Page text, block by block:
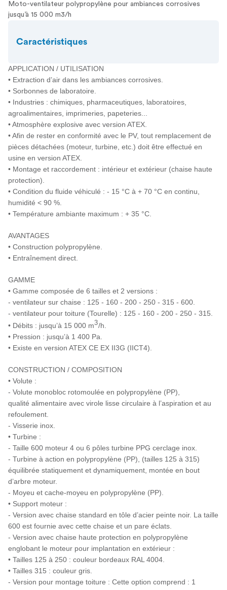
Moto-ventilateur polypropylène pour ambiances corrosives
jusqu’à 15 000 m3/h
Caractéristiques
APPLICATION / UTILISATION
• Extraction d’air dans les ambiances corrosives.
• Sorbonnes de laboratoire.
• Industries : chimiques, pharmaceutiques, laboratoires,
agroalimentaires, imprimeries, papeteries...
• Atmosphère explosive avec version ATEX.
• Afin de rester en conformité avec le PV, tout remplacement de
pièces détachées (moteur, turbine, etc.) doit être effectué en
usine en version ATEX.
• Montage et raccordement : intérieur et extérieur (chaise haute
protection).
• Condition du fluide véhiculé : - 15 °C à + 70 °C en continu,
humidité < 90 %.
• Température ambiante maximum : + 35 °C.
AVANTAGES
• Construction polypropylène.
• Entraînement direct.
GAMME
• Gamme composée de 6 tailles et 2 versions :
- ventilateur sur chaise : 125 - 160 - 200 - 250 - 315 - 600.
- ventilateur pour toiture (Tourelle) : 125 - 160 - 200 - 250 - 315.
• Débits : jusqu’à 15 000 m3/h.
• Pression : jusqu’à 1 400 Pa.
• Existe en version ATEX CE EX II3G (IICT4).
CONSTRUCTION / COMPOSITION
• Volute :
- Volute monobloc rotomoulée en polypropylène (PP),
qualité alimentaire avec virole lisse circulaire à l’aspiration et au
refoulement.
- Visserie inox.
• Turbine :
- Taille 600 moteur 4 ou 6 pôles turbine PPG cerclage inox.
- Turbine à action en polypropylène (PP), (tailles 125 à 315)
équilibrée statiquement et dynamiquement, montée en bout
d’arbre moteur.
- Moyeu et cache-moyeu en polypropylène (PP).
• Support moteur :
- Version avec chaise standard en tôle d’acier peinte noir. La taille
600 est fournie avec cette chaise et un pare éclats.
- Version avec chaise haute protection en polypropylène
englobant le moteur pour implantation en extérieur :
• Tailles 125 à 250 : couleur bordeaux RAL 4004.
• Tailles 315 : couleur gris.
- Version pour montage toiture : Cette option comprend : 1